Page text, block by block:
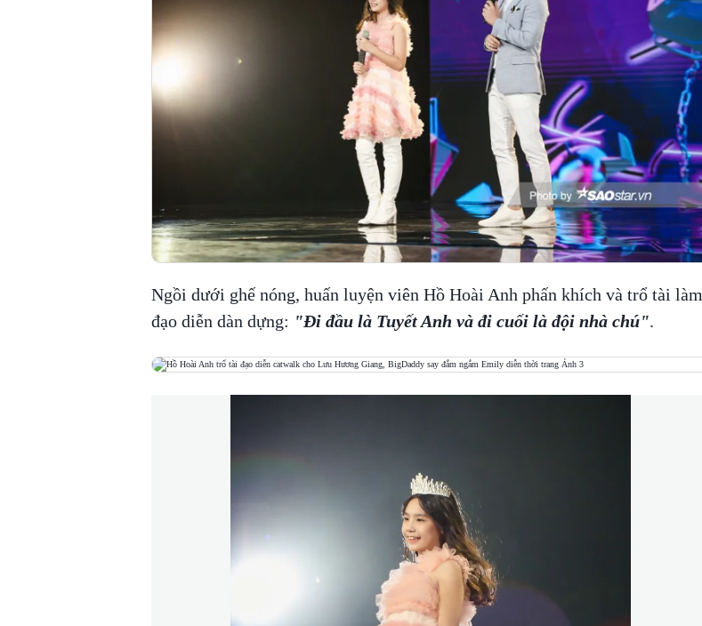
Ngồi dưới ghế nóng, huấn luyện viên Hồ Hoài Anh phấn khích và trổ tài làm
đạo diễn dàn dựng: "Đi đầu là Tuyết Anh và đi cuối là đội nhà chú".